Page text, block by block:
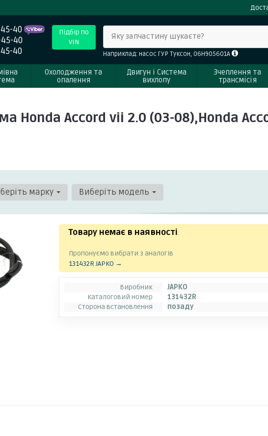
40
40
40
Підбір по
VIN
Яку запчастину шукаєте?
Наприклад: насос ГУР Туксон, 06H905601A
Охолодження та
опалення
Двигун і Система
вихлопу
Зчеплення та
трансмісія
Honda Accord vii 2.0 (03-08),Honda
марку Виберіть модель
Товару немає в наявності.
Пропонуємо вибрати з аналогів
131432R JAPKO →
Виробник
JAPKO
Каталоговий номер
131432R
Сторона встановлення
позаду